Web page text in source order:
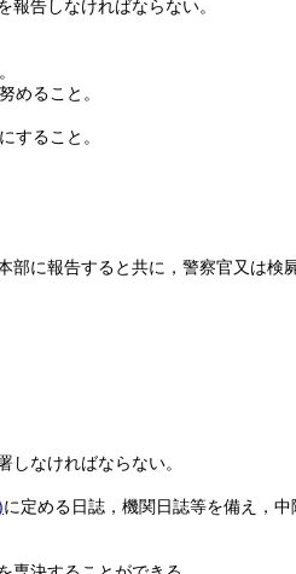
告しなければならない。
めること。
すること。
に報告すると共に，警察官又は検
なければならない。
に定める日誌，機関日誌等を備え，